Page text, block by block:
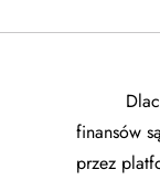
finansów
przez